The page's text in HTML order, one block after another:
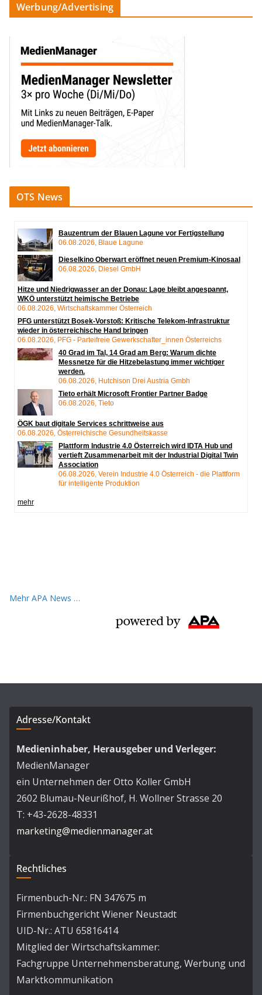
Werbung/Advertising
OTS News
Mehr APA News …
Adresse/Kontakt
Medieninhaber, Herausgeber und Verleger:
MedienManager
ein Unternehmen der Otto Koller GmbH
2602 Blumau-Neurißhof, H. Wollner Strasse 20
T: +43-2628-48331
marketing@medienmanager.at
Rechtliches
Firmenbuch-Nr.: FN 347675 m
Firmenbuchgericht Wiener Neustadt
UID-Nr.: ATU 65816414
Mitglied der Wirtschaftskammer:
Fachgruppe Unternehmensberatung, Werbung und
Marktkommunikation